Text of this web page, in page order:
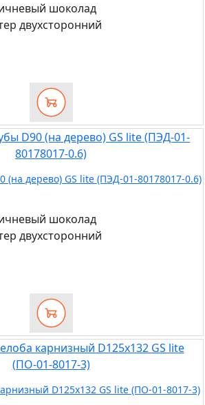
шоколад
двухсторонний
(на дерево) GS lite (ПЭД-01-80178017-0.6)
шоколад
двухсторонний
D125х132 GS lite (ПО-01-8017-3)